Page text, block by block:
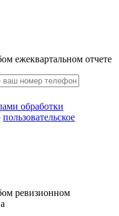
ежеквартальном отчете
обработки
пользовательское
ревизионном